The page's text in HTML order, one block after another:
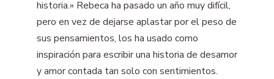
historia.» Rebeca ha pasado un año muy difícil,
pero en vez de dejarse aplastar por el peso de
sus pensamientos, los ha usado como
inspiración para escribir una historia de desamor
y amor contada tan solo con sentimientos.